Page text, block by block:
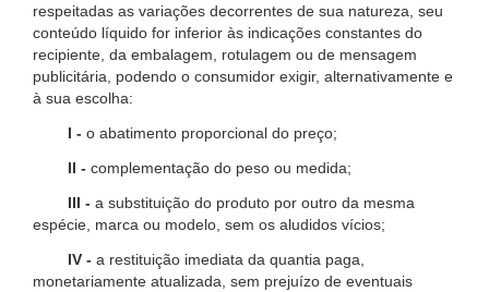
respeitadas as variações decorrentes de sua natureza, seu
conteúdo líquido for inferior às indicações constantes do
recipiente, da embalagem, rotulagem ou de mensagem
publicitária, podendo o consumidor exigir, alternativamente e
à sua escolha:
I - o abatimento proporcional do preço;
II - complementação do peso ou medida;
III - a substituição do produto por outro da mesma
espécie, marca ou modelo, sem os aludidos vícios;
IV - a restituição imediata da quantia paga,
monetariamente atualizada, sem prejuízo de eventuais